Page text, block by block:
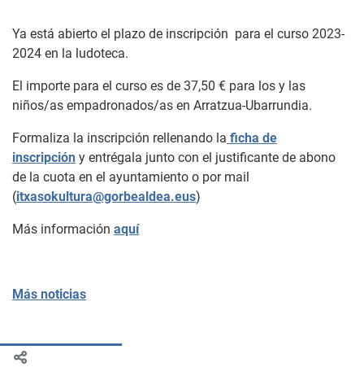
Ya está abierto el plazo de inscripción para el curso 2023-
2024 en la ludoteca.
El importe para el curso es de 37,50 € para los y las
niños/as empadronados/as en Arratzua-Ubarrundia.
Formaliza la inscripción rellenando la ficha de
inscripción y entrégala junto con el justificante de abono
de la cuota en el ayuntamiento o por mail
(itxasokultura@gorbealdea.eus)
Más información aquí
Más noticias